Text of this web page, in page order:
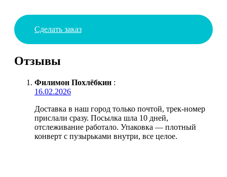
Сделать заказ
Отзывы
Филимон Похлёбкин :
16.02.2026
Доставка в наш город только почтой, трек-номер
прислали сразу. Посылка шла 10 дней,
отслеживание работало. Упаковка — плотный
конверт с пузырьками внутри, все целое.